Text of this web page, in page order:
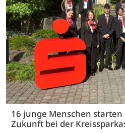
16 junge Menschen
Zukunft bei der